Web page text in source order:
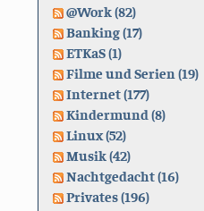
@Work (82)
Banking (17)
ETKaS (1)
Filme und Serien (19)
Internet (177)
Kindermund (8)
Linux (52)
Musik (42)
Nachtgedacht (16)
Privates (196)